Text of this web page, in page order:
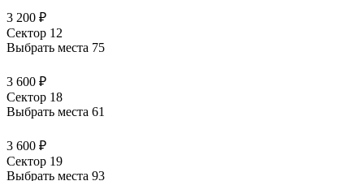
3 200 ₽
Сектор 12
Выбрать места 75
3 600 ₽
Сектор 18
Выбрать места 61
3 600 ₽
Сектор 19
Выбрать места 93